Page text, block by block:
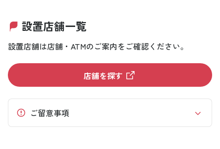
設置店舗一覧
設置店舗は店舗・ATMのご案内をご確認ください。
店舗を探す
ご留意事項